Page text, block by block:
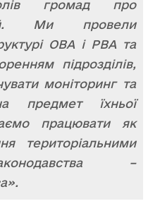
громад про
Ми провели
ОВА і РВА та
підрозділів,
моніторинг та
предмет їхньої
працювати як
територіальними
–